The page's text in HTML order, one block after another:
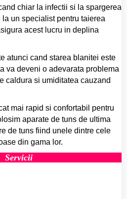
chiar la infectii si la spargerea
la un specialist pentru taierea
acest lucru in deplina
atunci cand starea blanitei este
va deveni o adevarata problema
caldura si umiditatea cauzand
mai rapid si confortabil pentru
aparate de tuns de ultima
de tuns fiind unele dintre cele
din gama lor.
Servicii